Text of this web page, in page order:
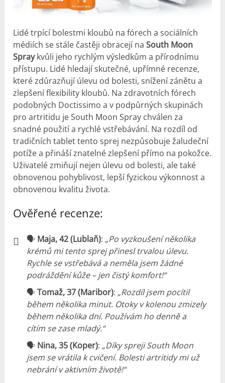
Lidé trpící bolestmi kloubů na fórech a sociálních
médiích se stále častěji obracejí naSouth Moon
Spraykvůli jeho rychlým výsledkům a přírodnímu
přístupu. Lidé hledají skutečné, upřímné recenze,
které zdůrazňují úlevu od bolesti, snížení zánětu a
zlepšení flexibility kloubů. Na zdravotních fórech
podobných Doctissimo a v podpůrných skupinách
pro artritidu je South Moon Spray chválen za
snadné použití a rychlé vstřebávání. Na rozdíl od
tradičních tablet tento sprej nezpůsobuje žaludeční
potíže a přináší znatelné zlepšení přímo na pokožce.
Uživatelé zmiňují nejen úlevu od bolesti, ale také
obnovenou pohyblivost, lepší fyzickou výkonnost a
obnovenou kvalitu života.
Ověřené recenze:
🗣 Maja, 42 (Lublaň): „Po vyzkoušení několika
krémů mi tento sprej přinesl trvalou úlevu.
Rychle se vstřebává a neměla jsem žádné
podráždění kůže – jen čistý komfort!“
🗣Tomaž, 37 (Maribor): „Rozdíl jsem pocítil
během několika minut. Otoky v kolenou zmizely
během několika dní. Používám ho denně a
cítím se zase mladý.“
🗣 Nina, 35 (Koper): „Díky spreji South Moon
jsem se vrátila k cvičení. Bolesti artritidy mi už
nebrání v aktivním životě!“